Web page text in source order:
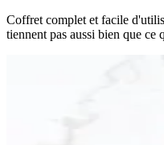
Coffret complet et facile
tiennent pas aussi bien que ce